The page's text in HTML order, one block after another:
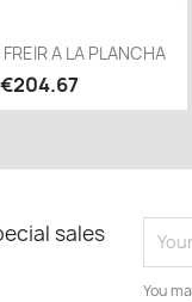
Quick viewA LA PLANCHA
€204.67
sales
You